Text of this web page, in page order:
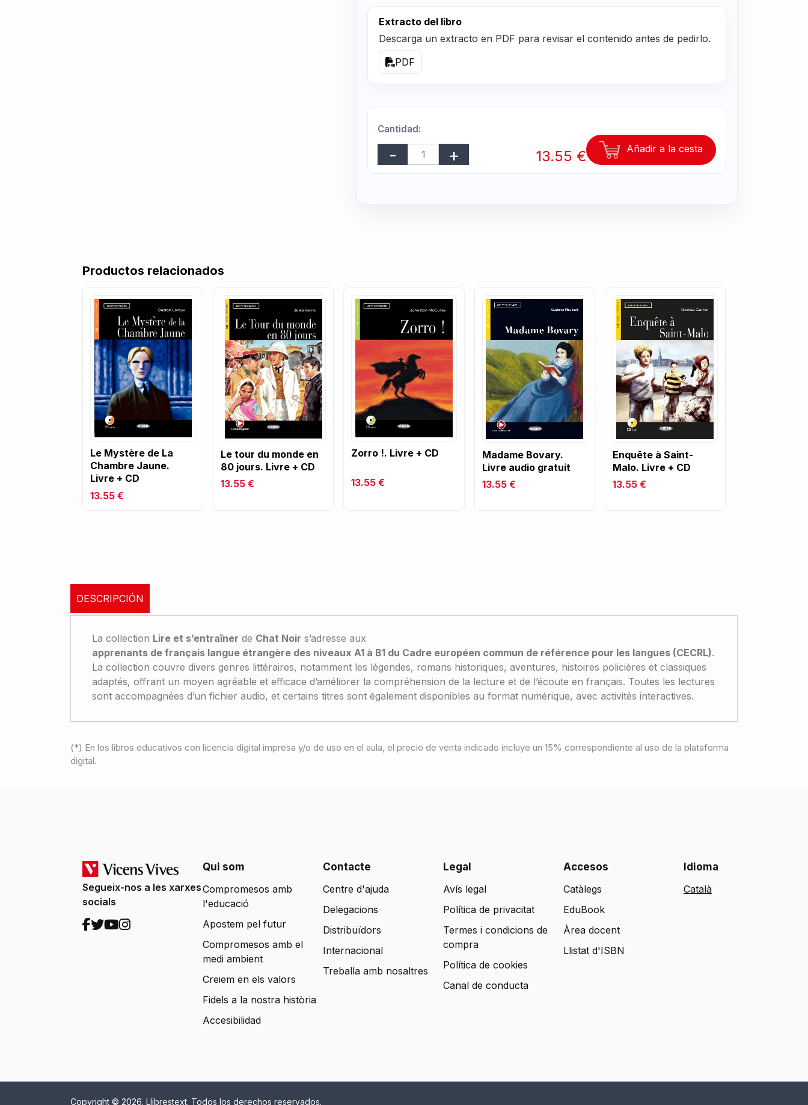
Extracto del libro
Descarga un extracto en PDF para revisar el contenido antes de pedirlo.
PDF
Cantidad:
13.55 € Añadir a la cesta
Productos relacionados
Le Mystère de La
Chambre Jaune.
Livre + CD
13.55 €
Le tour du monde en
80 jours. Livre + CD
13.55 €
Zorro !. Livre + CD
13.55 €
Madame Bovary.
Livre audio gratuit
13.55 €
Enquête à Saint-
Malo. Livre + CD
13.55 €
DESCRIPCIÓN
La collection Lire et s’entraîner de Chat Noir s’adresse aux
apprenants de français langue étrangère des niveaux A1 à B1 du Cadre européen commun de référence pour les langues (CECRL).
La collection couvre divers genres littéraires, notamment les légendes, romans historiques, aventures, histoires policières et classiques
adaptés, offrant un moyen agréable et efficace d’améliorer la compréhension de la lecture et de l’écoute en français. Toutes les lectures
sont accompagnées d’un fichier audio, et certains titres sont également disponibles au format numérique, avec activités interactives.
(*) En los libros educativos con licencia digital impresa y/o de uso en el aula, el precio de venta indicado incluye un 15% correspondiente al uso de la plataforma
digital.
Segueix-nos a les xarxes
socials
Qui som
Compromesos amb
l'educació
Apostem pel futur
Compromesos amb el
medi ambient
Creiem en els valors
Fidels a la nostra història
Accesibilidad
Contacte
Centre d'ajuda
Delegacions
Distribuïdors
Internacional
Treballa amb nosaltres
Legal
Avís legal
Política de privacitat
Termes i condicions de
compra
Política de cookies
Canal de conducta
Accesos
Catàlegs
EduBook
Àrea docent
Llistat d'ISBN
Idioma
Copyright © 2026. Llibrestext. Todos los derechos reservados.